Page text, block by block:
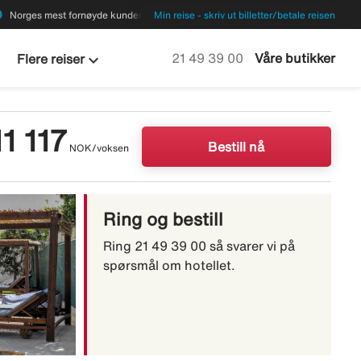
Norges mest fornøyde kunder Min reise - skriv ut billetter/betale reisen
Flere reiserkeyboard_arrow_down Ring oss på
21 49 39 00 Våre butikker
117 NOK/voksen Bestill nå
Ring og bestill
Ring 21 49 39 00 så svarer vi på
spørsmål om hotellet.